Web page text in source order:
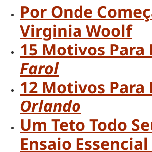
Por Onde
Virginia Woolf
15 Motivos
Farol
12 Motivos Para
Orlando
Um Teto Todo
Ensaio